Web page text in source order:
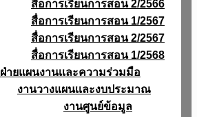
สื่อการเรียนการสอน 2/2566
สื่อการเรียนการสอน 1/2567
สื่อการเรียนการสอน 2/2567
สื่อการเรียนการสอน 1/2568
ฝ่ายแผนงานเเละความร่วมมือ
งานวางแผนเเละงบประมาณ
งานศูนย์ข้อมูล